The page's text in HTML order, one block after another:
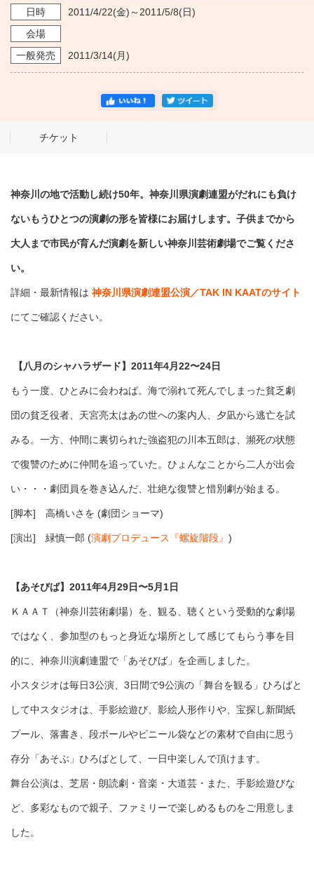
・ レストラン/カフェ
日時 2011/4/22(金)～ 2011/5/8(日)
会場
一般発売
2011/3/14(月)
チケット
神奈川の地で活動し続け50年。神奈川県演劇連盟がだれにも負け
ないもうひとつの演劇の形を皆様にお届けします。子供までから
大人まで市民が育んだ演劇を新しい神奈川芸術劇場でご覧くださ
い。
詳細・最新情報は 神奈川県演劇連盟公演／TAK IN KAATのサイト
にてご確認ください。
【八月のシャハラザード】2011年4月22〜24日
もう一度、ひとみに会わねば。海で溺れて死んでしまった貧乏劇
団の貧乏役者、天宮亮太はあの世への案内人、夕凪から逃亡を試
みる。一方、仲間に裏切られた強盗犯の川本五郎は、瀕死の状態
で復讐のために仲間を追っていた。ひょんなことから二人が出会
い・・・劇団員を巻き込んだ、壮絶な復讐と惜別劇が始まる。
[脚本] 高橋いさを (劇団ショーマ)
[演出] 緑慎一郎 (演劇プロデュース『螺旋階段』 )
【あそびば】2011年4月29日〜5月1日
ＫＡＡＴ（神奈川芸術劇場）を、観る、聴くという受動的な劇場
ではなく、参加型のもっと身近な場所として感じてもらう事を目
的に、神奈川演劇連盟で「あそびば」を企画しました。
小スタジオは毎日3公演、3日間で9公演の「舞台を観る」ひろばと
して中スタジオは、手影絵遊び、影絵人形作りや、宝探し新聞紙
プール、落書き、段ボールやビニール袋などの素材で自由に思う
存分「あそぶ」ひろばとして、一日中楽しんで頂けます。
舞台公演は、芝居・朗読劇・音楽・大道芸・また、手影絵遊びな
ど、多彩なもので親子、ファミリーで楽しめるものをご用意しま
した。